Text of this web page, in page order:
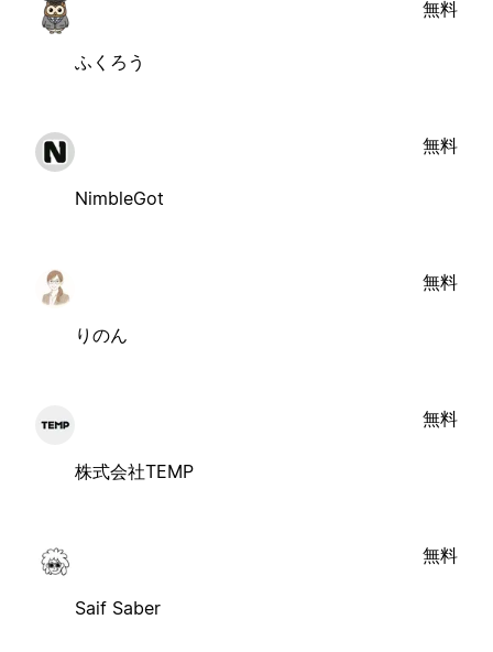
ふくろう
無料
NimbleGot
無料
りのん
無料
株式会社TEMP
無料
Saif Saber
無料